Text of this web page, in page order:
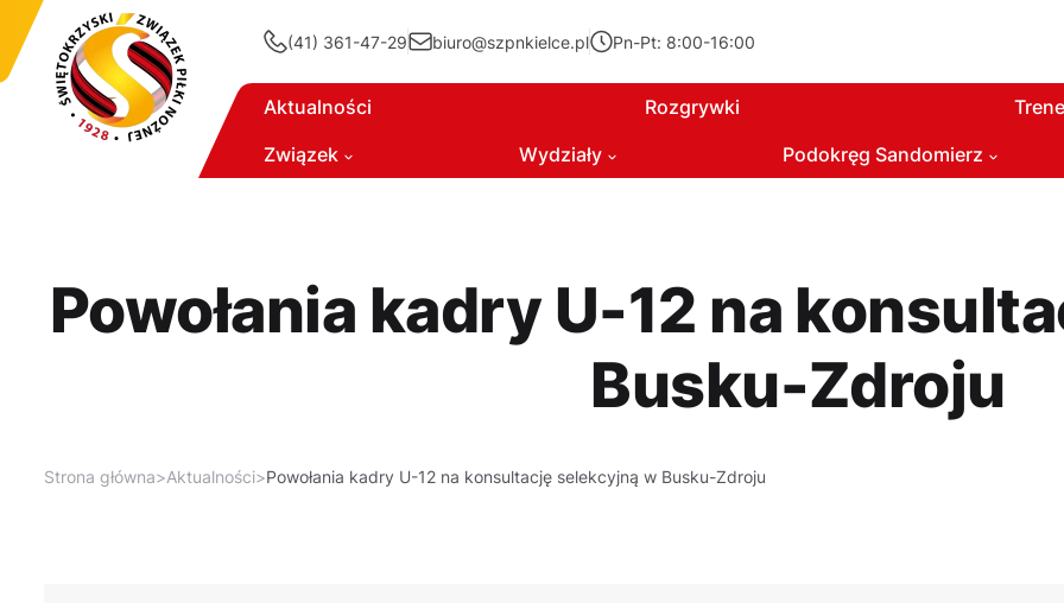
(41) 361-47-29 biuro@szpnkielce.pl Pn-Pt: 8:00-16:00
Związek
Aktualności
Wydziały
Rozgrywki
Podokręg Sandomierz
Powołania kadry U-12 na
Busku-Zdroju
Strona główna>Aktualności>Powołania kadry U-12 na konsultację selekcyjną w Busku-Zdroju